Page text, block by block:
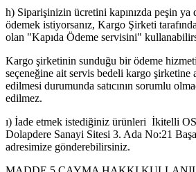
h) Siparişinizin ücretini kapınızda peşin ya
ödemek istiyorsanız, Kargo Şirketi
olan "Kapıda Ödeme servisini"
Kargo şirketinin sunduğu bir ödeme
seçeneğine ait servis bedeli kargo şirketine
edilmesi durumunda satıcının sorumlu
edilmez.
ı) İade etmek istediğiniz ürünleri İkitelli
Dolapdere Sanayi Sitesi 3. Ada No:21
adresimize gönderebilirsiniz.